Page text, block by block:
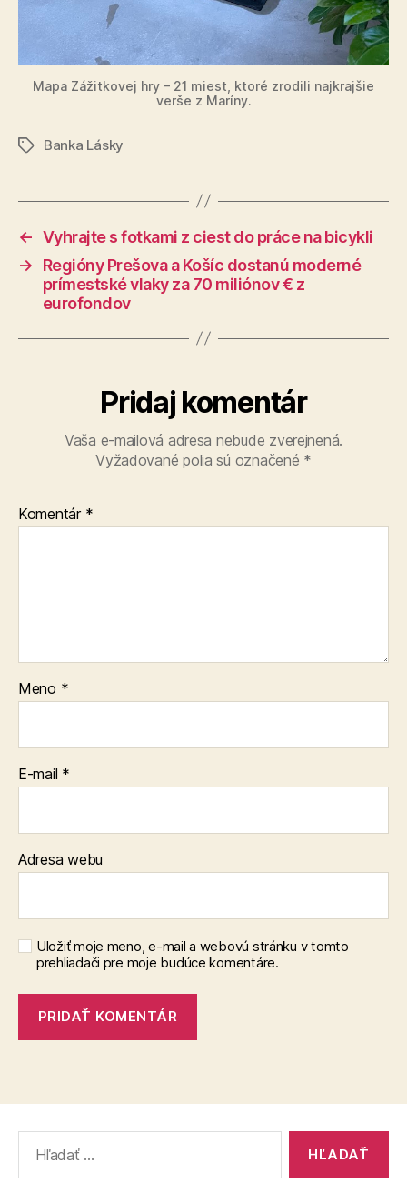
Mapa Zážitkovej hry – 21 miest, ktoré zrodili najkrajšie
verše z Maríny.
ZnačkyBanka Lásky
← Vyhrajte s fotkami z ciest do práce na bicykli
→
Regióny Prešova a Košíc dostanú moderné
prímestské vlaky za 70 miliónov € z
eurofondov
Pridaj komentár
Vaša e-mailová adresa nebude zverejnená.
Vyžadované polia sú označené *
Komentár *
Meno *
E-mail *
Adresa webu
Uložiť moje meno, e-mail a webovú stránku v tomto
prehliadači pre moje budúce komentáre.